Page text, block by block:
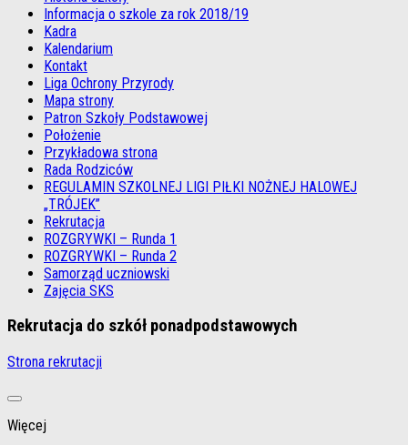
Informacja o szkole za rok 2018/19
Kadra
Kalendarium
Kontakt
Liga Ochrony Przyrody
Mapa strony
Patron Szkoły Podstawowej
Położenie
Przykładowa strona
Rada Rodziców
REGULAMIN SZKOLNEJ LIGI PIŁKI NOŻNEJ HALOWEJ
„TRÓJEK”
Rekrutacja
ROZGRYWKI – Runda 1
ROZGRYWKI – Runda 2
Samorząd uczniowski
Zajęcia SKS
Rekrutacja do szkół ponadpodstawowych
Strona rekrutacji
Więcej